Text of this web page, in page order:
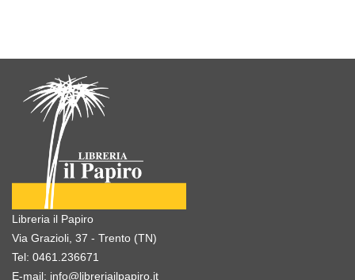
Libreria il Papiro
Via Grazioli, 37 - Trento (TN)
Tel: 0461.236671
E-mail: info@libreriailpapiro.it